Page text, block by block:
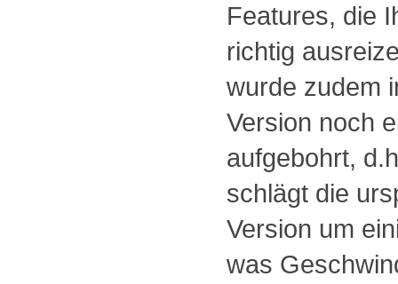
Features, die
richtig
wurde zudem
Version noch
aufgebohrt,
schlägt die
Version um
was